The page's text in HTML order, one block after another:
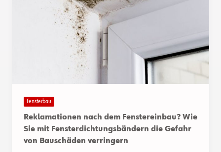
Fensterbau
Reklamationen nach dem Fenstereinbau? Wie
Sie mit Fensterdichtungsbändern die Gefahr
von Bauschäden verringern